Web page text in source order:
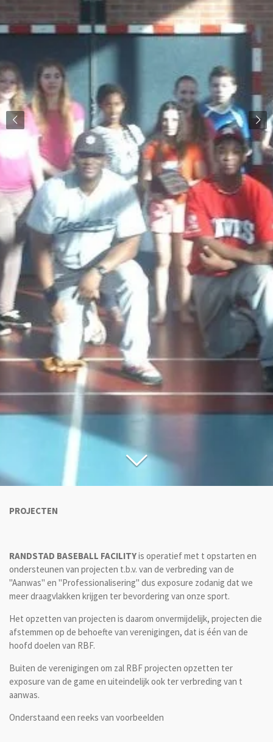
PROJECTEN
RANDSTAD BASEBALL FACILITYis operatief met t opstarten en
ondersteunen van projecten t.b.v. van de verbreding van de
"Aanwas" en "Professionalisering" dus exposure zodanig dat we
meer draagvlakken krijgen ter bevordering van onze sport.
Het opzetten van projecten is daarom onvermijdelijk, projecten die
afstemmen op de behoefte van verenigingen, dat is één van de
hoofd doelen van RBF.
Buiten de verenigingen om zal RBF projecten opzetten ter
exposure van de game en uiteindelijk ook ter verbreding van t
aanwas.
Onderstaand een reeks van voorbeelden